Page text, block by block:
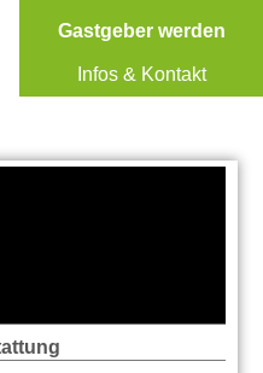
Gastgeber werden
Infos & Kontakt